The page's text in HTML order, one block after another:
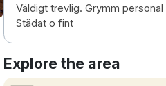
Väldigt trevlig. Grymm personal
Städat o fint
Explore the area